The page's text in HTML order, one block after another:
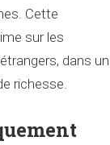
Cette
sur les
dans un
richesse.